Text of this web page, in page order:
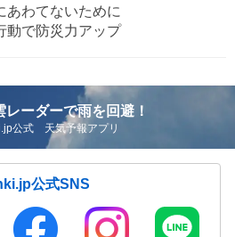
あわてないために
動で防災力アップ
レーダーで雨を回避！
公式 天気予報アプリ
公式SNS